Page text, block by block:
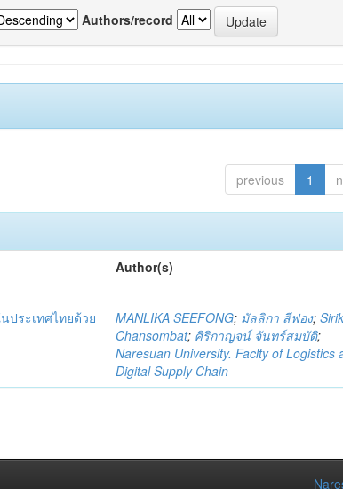
Authors/record
previous 1
Author(s)
ประเทศไทยด้วย
MANLIKA SEEFONG; มัลลิกา สีฟอง;
Chansombat; ศิริกาญจน์ จันทร์สมบัติ;
Naresuan University. Faclty of Logistics
Digital Supply Chain